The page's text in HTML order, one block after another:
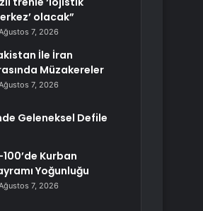
olacak”
7, 2026
İle İran
Müzakereler
7, 2026
Geleneksel Defile
Kurban
Yoğunluğu
7, 2026